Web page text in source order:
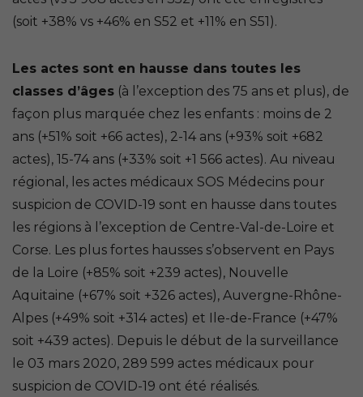
(soit +38% vs +46% en S52 et +11% en S51).
Les actes sont en hausse dans toutes les
classes d’âges (à l’exception des 75 ans et plus), de
façon plus marquée chez les enfants : moins de 2
ans (+51% soit +66 actes), 2-14 ans (+93% soit +682
actes), 15-74 ans (+33% soit +1 566 actes). Au niveau
régional, les actes médicaux SOS Médecins pour
suspicion de COVID-19 sont en hausse dans toutes
les régions à l’exception de Centre-Val-de-Loire et
Corse. Les plus fortes hausses s’observent en Pays
de la Loire (+85% soit +239 actes), Nouvelle
Aquitaine (+67% soit +326 actes), Auvergne-Rhône-
Alpes (+49% soit +314 actes) et Ile-de-France (+47%
soit +439 actes). Depuis le début de la surveillance
le 03 mars 2020, 289 599 actes médicaux pour
suspicion de COVID-19 ont été réalisés.